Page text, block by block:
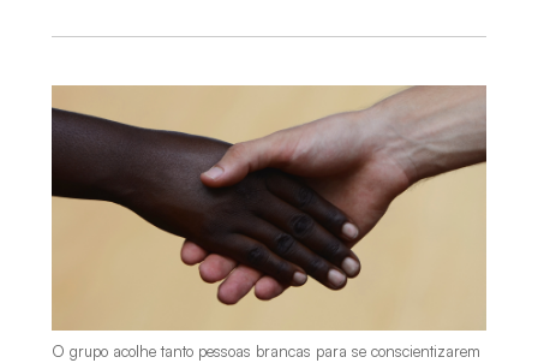
O grupo acolhe tanto pessoas brancas para se conscientizarem